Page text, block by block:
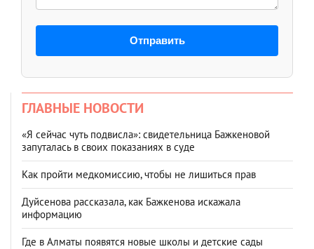
Отправить
ГЛАВНЫЕ НОВОСТИ
«Я сейчас чуть подвисла»: свидетельница Бажкеновой
запуталась в своих показаниях в суде
Как пройти медкомиссию, чтобы не лишиться прав
Дуйсенова рассказала, как Бажкенова искажала
информацию
Где в Алматы появятся новые школы и детские сады